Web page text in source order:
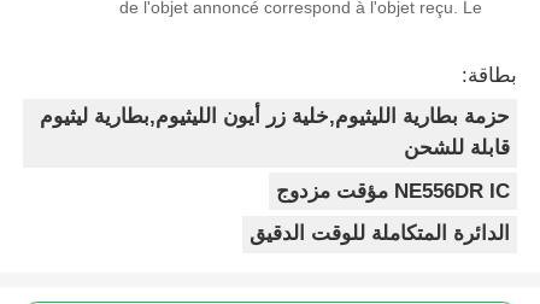
de l'objet annoncé correspond à l'objet reçu. Le
بطاقة:
حزمة بطارية الليثيوم,خلية زر أيون الليثيوم,بطارية ليثيوم
قابلة للشحن
NE556DR IC مؤقت مزدوج
الدائرة المتكاملة للوقت الدقيق